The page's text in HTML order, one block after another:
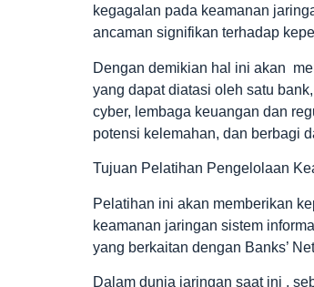
kegagalan pada keamanan
ancaman signifikan terhadap
Dengan demikian hal ini akan
yang dapat diatasi oleh satu
cyber, lembaga keuangan dan
potensi kelemahan, dan berbagi
Tujuan Pelatihan Pengelolaan
Pelatihan ini akan memberikan
keamanan jaringan sistem
yang berkaitan dengan Banks’
Dalam dunia jaringan saat ini ,